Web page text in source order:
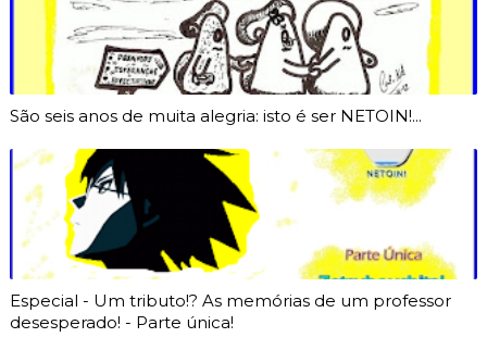
São seis anos de muita alegria: isto é ser NETOIN!...
Especial - Um tributo!? As memórias de um professor
desesperado! - Parte única!